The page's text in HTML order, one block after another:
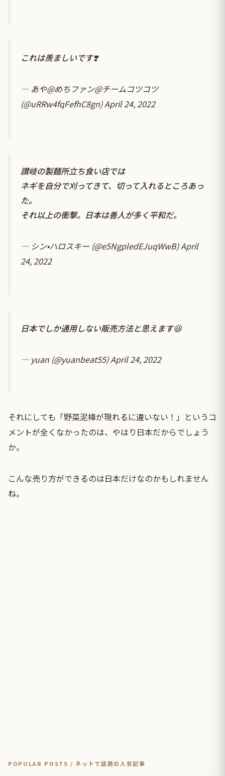
これは羨ましいです❣️
— あや@めちファン@チームコツコツ
(@uRRw4fqFefhC8gn)April 24, 2022
讃岐の製麺所立ち食い店では
ネギを自分で刈ってきて、切って入れるところあっ
た。
それ以上の衝撃。日本は善人が多く平和だ。
— シン•ハロスキー (@e5NgpledEJuqWwB)April
24, 2022
日本でしか通用しない販売方法と思えます😆
— yuan (@yuanbeat55)April 24, 2022
それにしても「野菜泥棒が現れるに違いない！」というコ
メントが全くなかったのは、やはり日本だからでしょう
か。
こんな売り方ができるのは日本だけなのかもしれません
ね。
POPULAR POSTS / ネットで話題の人気記事